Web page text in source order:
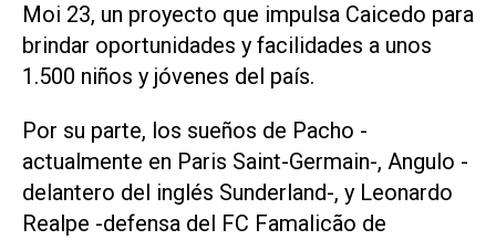
Moi 23, un proyecto que impulsa Caicedo para
brindar oportunidades y facilidades a unos
1.500 niños y jóvenes del país.
Por su parte, los sueños de Pacho -
actualmente en Paris Saint-Germain-, Angulo -
delantero del inglés Sunderland-, y Leonardo
Realpe -defensa del FC Famalicão de